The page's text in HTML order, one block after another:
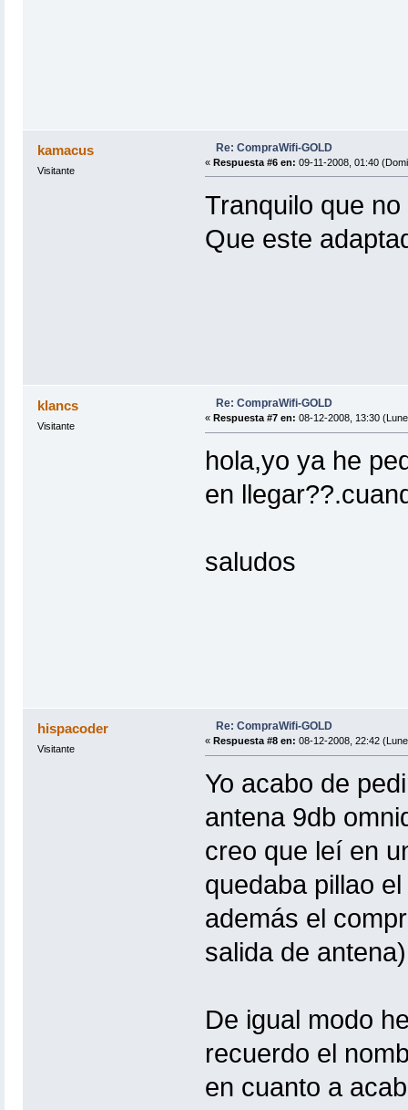
kamacus
Visitante
Re: CompraWifi-GOLD
« Respuesta #6 en: 09-11-2008, 01:40
Tranquilo que
Que este
klancs
Visitante
Re: CompraWifi-GOLD
« Respuesta #7 en: 08-12-2008, 13:30
hola,yo ya he
en
saludos
hispacoder
Visitante
Re: CompraWifi-GOLD
« Respuesta #8 en: 08-12-2008, 22:42
Yo acabo de
antena 9db
creo que leí en
quedaba pillao
además el
salida de antena)
De igual modo
recuerdo el
en cuanto a